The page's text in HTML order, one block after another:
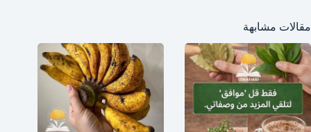
مقالات مشابهة